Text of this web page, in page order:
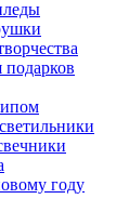
подарков
году